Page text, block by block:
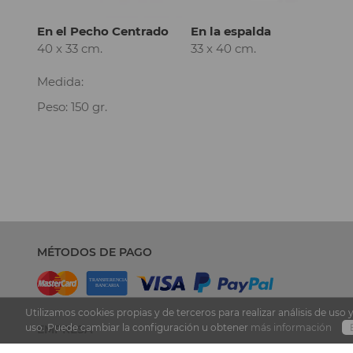
En el Pecho Centrado
40 x 33 cm.
En la espalda
33 x 40 cm.
Medida:
Peso: 150 gr.
MÉTODOS DE PAGO
EMPRESA
Utilizamos cookies propias y de terceros para realizar análisis de
uso. Puede cambiar la configuración u obtener más información